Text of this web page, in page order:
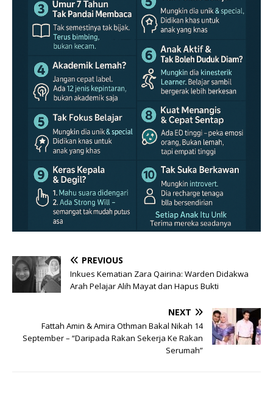
PREVIOUS
Inkues Kematian Zara Qairina: Warden Didakwa
Arah Pelajar Alih Mayat dan Hapus Bukti
NEXT
Fattah Amin & Amira Othman Bakal Nikah 14
September – “Daripada Rakan Sekerja Ke Rakan
Serumah”